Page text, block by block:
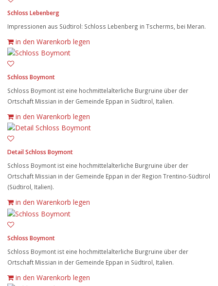
Schloss Lebenberg
Impressionen aus Südtirol: Schloss Lebenberg in Tscherms, bei Meran.
in den Warenkorb legen
Schloss Boymont
Schloss Boymont ist eine hochmittelalterliche Burgruine über der
Ortschaft Missian in der Gemeinde Eppan in Südtirol, Italien.
in den Warenkorb legen
Detail Schloss Boymont
Schloss Boymont ist eine hochmittelalterliche Burgruine über der
Ortschaft Missian in der Gemeinde Eppan in der Region Trentino-Südtirol
(Südtirol, Italien).
in den Warenkorb legen
Schloss Boymont
Schloss Boymont ist eine hochmittelalterliche Burgruine über der
Ortschaft Missian in der Gemeinde Eppan in Südtirol, Italien.
in den Warenkorb legen